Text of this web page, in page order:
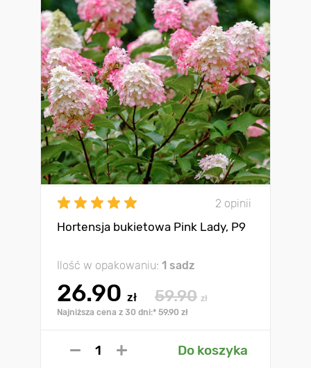
2 opinii
Hortensja bukietowa Pink Lady, P9
Ilość w opakowaniu: 1 sadz
26.90 zł 59.90 zł
Najniższa cena z 30 dni:* 59.90 zł
Do koszyka